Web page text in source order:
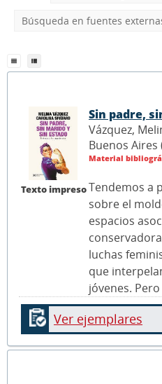
Búsqueda en fuentes
Texto impreso
Sin padre,
Vázquez,
Buenos Aires
Material
Tendemos a
sobre el
espacios
luchas
que
jóvenes.
Ver ejemplares